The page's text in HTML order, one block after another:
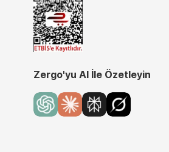
Zergo'yu AI İle Özetleyin